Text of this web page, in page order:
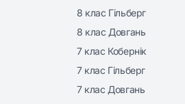
8 клас Гільберг
8 клас Довгань
7 клас Кобернік
7 клас Гільберг
7 клас Довгань